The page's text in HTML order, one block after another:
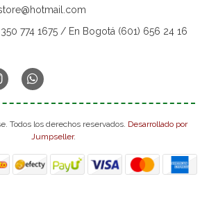
774 1675 / En Bogotá (601) 656 24 16
Todos los derechos reservados. Desarrollado por
Jumpseller.